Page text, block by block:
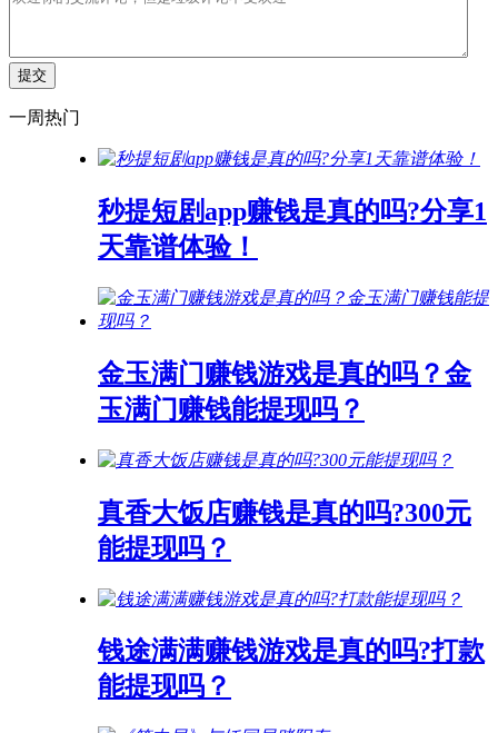
一周热门
秒提短剧app赚钱是真的吗?分享1
天靠谱体验！
金玉满门赚钱游戏是真的吗？金
玉满门赚钱能提现吗？
真香大饭店赚钱是真的吗?300元
能提现吗？
钱途满满赚钱游戏是真的吗?打款
能提现吗？